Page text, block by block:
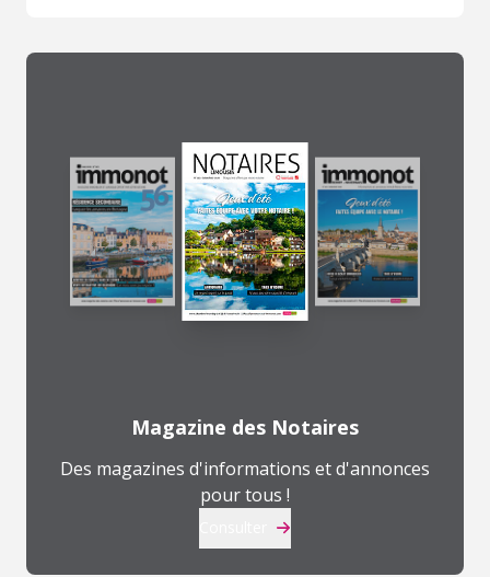
Magazine des Notaires
Des magazines d'informations et d'annonces
pour tous !